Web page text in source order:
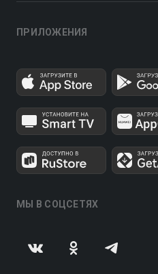
ПРИЛОЖЕНИЯ
МЫ В СОЦСЕТЯХ